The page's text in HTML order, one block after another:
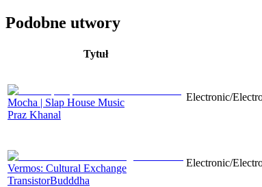
Podobne utwory
Tytuł
Mocha | Slap House Music
Praz Khanal
Electronic/
Vermos: Сultural Exchange
TransistorBudddha
Electronic/